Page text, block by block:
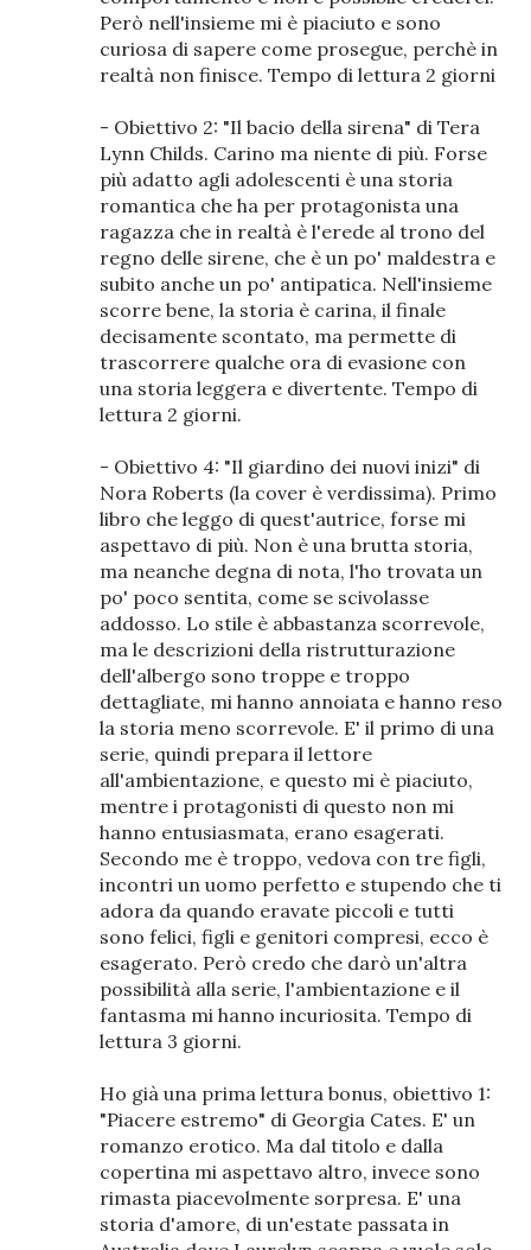
Però nell'insieme mi è piaciuto e sono
curiosa di sapere come prosegue, perchè in
realtà non finisce. Tempo di lettura 2 giorni
- Obiettivo 2: "Il bacio della sirena" di Tera
Lynn Childs. Carino ma niente di più. Forse
più adatto agli adolescenti è una storia
romantica che ha per protagonista una
ragazza che in realtà è l'erede al trono del
regno delle sirene, che è un po' maldestra e
subito anche un po' antipatica. Nell'insieme
scorre bene, la storia è carina, il finale
decisamente scontato, ma permette di
trascorrere qualche ora di evasione con
una storia leggera e divertente. Tempo di
lettura 2 giorni.
- Obiettivo 4: "Il giardino dei nuovi inizi" di
Nora Roberts (la cover è verdissima). Primo
libro che leggo di quest'autrice, forse mi
aspettavo di più. Non è una brutta storia,
ma neanche degna di nota, l'ho trovata un
po' poco sentita, come se scivolasse
addosso. Lo stile è abbastanza scorrevole,
ma le descrizioni della ristrutturazione
dell'albergo sono troppe e troppo
dettagliate, mi hanno annoiata e hanno reso
la storia meno scorrevole. E' il primo di una
serie, quindi prepara il lettore
all'ambientazione, e questo mi è piaciuto,
mentre i protagonisti di questo non mi
hanno entusiasmata, erano esagerati.
Secondo me è troppo, vedova con tre figli,
incontri un uomo perfetto e stupendo che ti
adora da quando eravate piccoli e tutti
sono felici, figli e genitori compresi, ecco è
esagerato. Però credo che darò un'altra
possibilità alla serie, l'ambientazione e il
fantasma mi hanno incuriosita. Tempo di
lettura 3 giorni.
Ho già una prima lettura bonus, obiettivo 1:
"Piacere estremo" di Georgia Cates. E' un
romanzo erotico. Ma dal titolo e dalla
copertina mi aspettavo altro, invece sono
rimasta piacevolmente sorpresa. E' una
storia d'amore, di un'estate passata in